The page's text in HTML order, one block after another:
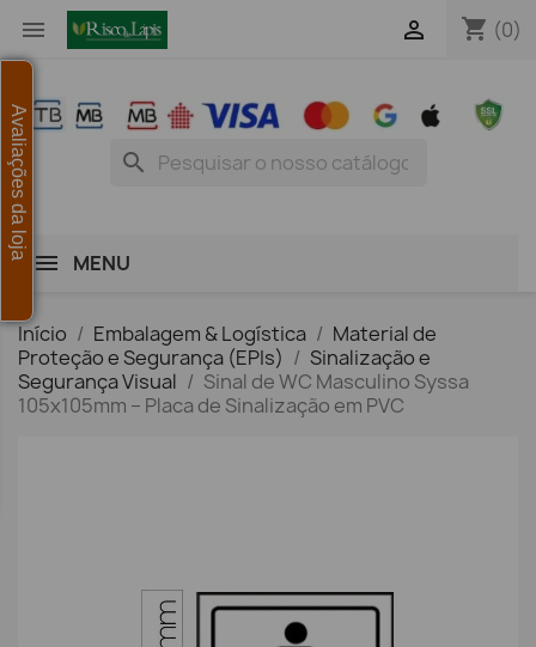
 shopping_cart (0)

search
MENU
Início Embalagem & Logística
Material de
Proteção e Segurança (EPIs)
Sinalização e
Segurança Visual
Sinal de WC Masculino Syssa
105x105mm – Placa de Sinalização em PVC
Avaliações da loja